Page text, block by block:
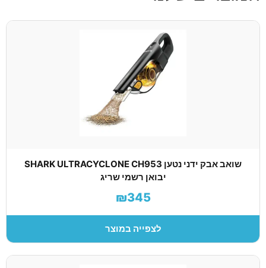
שואב אבק ידני נטען SHARK ULTRACYCLONE CH953
יבואן רשמי שריג
₪345
לצפייה במוצר